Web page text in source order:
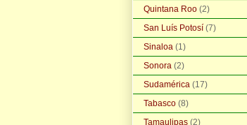
Quintana Roo (2)
San Luís Potosí (7)
Sinaloa (1)
Sonora (2)
Sudamérica (17)
Tabasco (8)
Tamaulipas (2)